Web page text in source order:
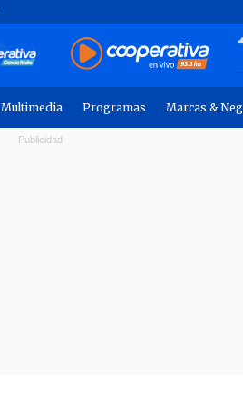
Multimedia Programas Marcas &